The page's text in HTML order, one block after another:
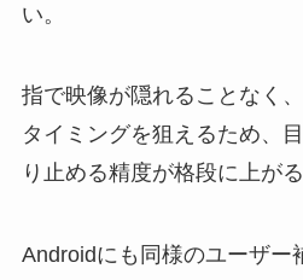
い。
指で映像が隠れることなく
タイミングを狙えるため、
り止める精度が格段に上がる
Androidにも同様のユーザー